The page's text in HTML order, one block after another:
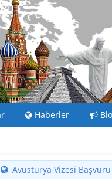
Haberler
Avusturya Vizesi